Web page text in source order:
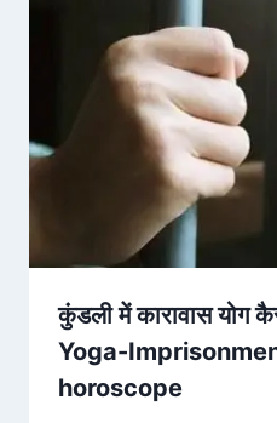
कुंडली में कारावास योग
Yoga-
horoscope